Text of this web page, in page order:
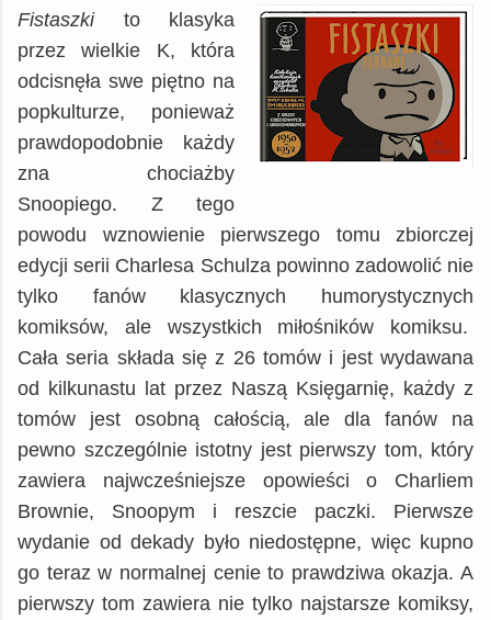
znak.com.pl
książka
29,99 zł
dadada.pl
książka
30,84 zł
TaniaKsiazka.pl
książka
31,97 zł
Gandalf.com.pl
książka
31,97 zł
tantis.pl
31,99 zł
Matras.pl
książka
32,99 zł
chodnikliteracki.pl
książka
33,64 zł
matfel.pl
książka
34,14 zł
czytam.pl
książka
34,37 zł
książka
34,67 zł
gildia.pl
książka
34,99 zł
Empik
książka
35,99 zł
booktime.pl
książka
37,78 zł
Woblink.com książka 42,49 zł
© BUY.BOX
Fistaszki to klasyka
przez wielkie K, która
odcisnęła swe piętno na
popkulturze, ponieważ
prawdopodobnie każdy
zna chociażby
Snoopiego. Z tego
powodu wznowienie pierwszego tomu zbiorczej
edycji serii Charlesa Schulza powinno zadowolić nie
tylko fanów klasycznych humorystycznych
komiksów, ale wszystkich miłośników komiksu.
Cała seria składa się z 26 tomów i jest wydawana
od kilkunastu lat przez Naszą Księgarnię, każdy z
tomów jest osobną całością, ale dla fanów na
pewno szczególnie istotny jest pierwszy tom, który
zawiera najwcześniejsze opowieści o Charliem
Brownie, Snoopym i reszcie paczki. Pierwsze
wydanie od dekady było niedostępne, więc kupno
go teraz w normalnej cenie to prawdziwa okazja. A
pierwszy tom zawiera nie tylko najstarsze komiksy,